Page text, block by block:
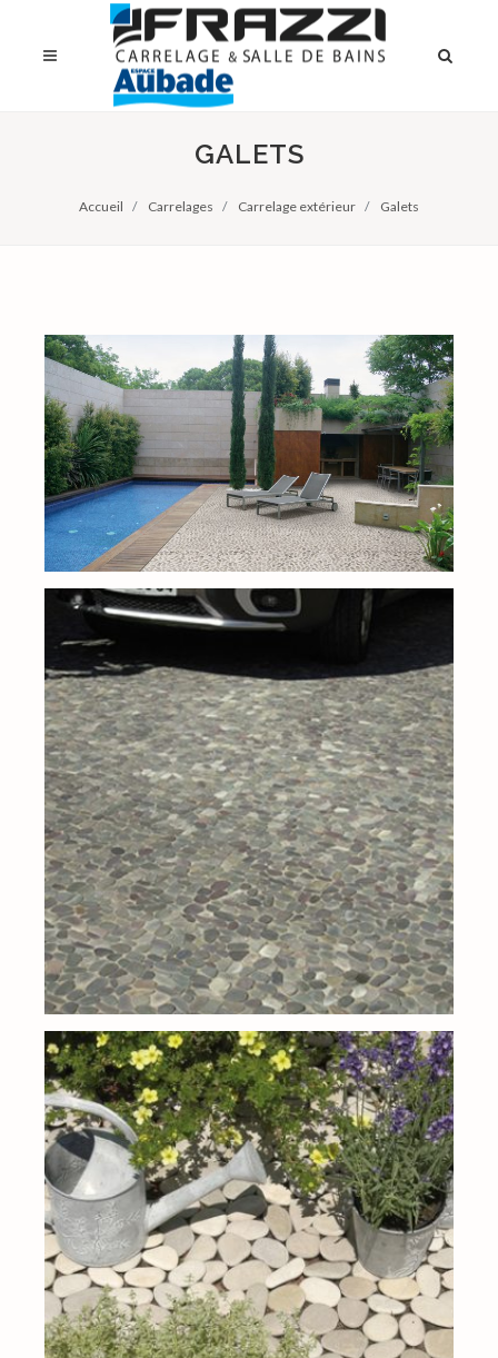
GALETS
Accueil Carrelages Carrelage extérieur Galets